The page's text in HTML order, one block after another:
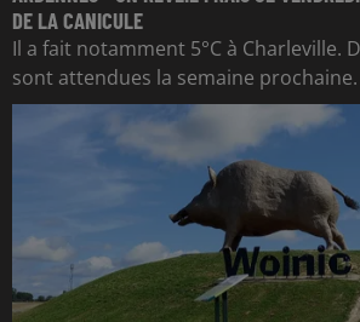
DE LA CANICULE
Il a fait notamment 5°C à Charleville.
sont attendues la semaine prochaine.